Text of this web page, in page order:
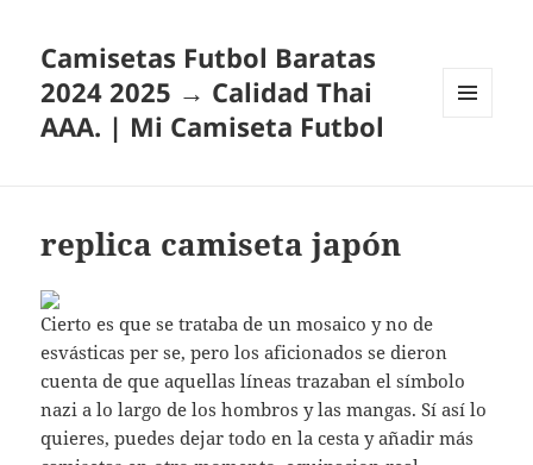
Camisetas Futbol Baratas
2024 2025 → Calidad Thai
AAA. | Mi Camiseta Futbol
replica camiseta japón
Cierto es que se trataba de un mosaico y no de
esvásticas per se, pero los aficionados se dieron
cuenta de que aquellas líneas trazaban el símbolo
nazi a lo largo de los hombros y las mangas. Sí así lo
quieres, puedes dejar todo en la cesta y añadir más